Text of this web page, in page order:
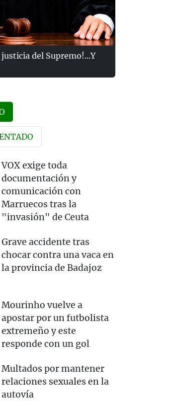
justicia del Supremo!...Y
VOX exige toda
documentación y
comunicación con
Marruecos tras la
"invasión" de Ceuta
Grave accidente tras
chocar contra una vaca en
la provincia de Badajoz
Mourinho vuelve a
apostar por un futbolista
extremeño y este
responde con un gol
Multados por mantener
relaciones sexuales en la
autovía